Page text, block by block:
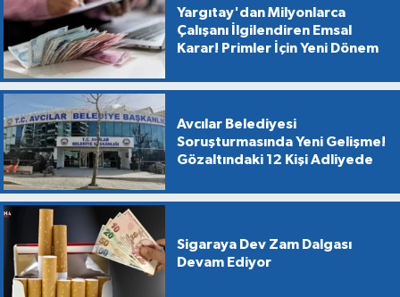
Yargıtay'dan Milyonlarca
Çalışanı İlgilendiren Emsal
Karar! Primler İçin Yeni Dönem
Avcılar Belediyesi
Soruşturmasında Yeni Gelişme!
Gözaltındaki 12 Kişi Adliyede
Sigaraya Dev Zam Dalgası
Devam Ediyor